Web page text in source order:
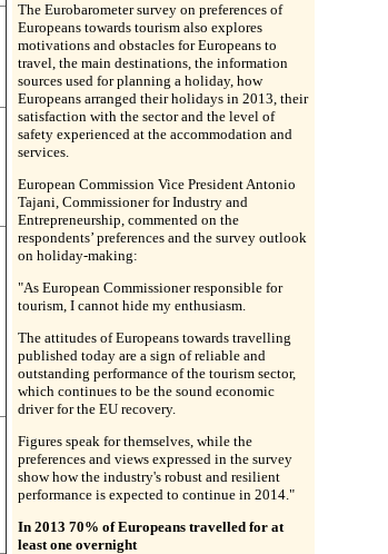
The Eurobarometer survey on preferences of
Europeans towards tourism also explores
motivations and obstacles for Europeans to
travel, the main destinations, the information
sources used for planning a holiday, how
Europeans arranged their holidays in 2013, their
satisfaction with the sector and the level of
safety experienced at the accommodation and
services.
European Commission Vice President Antonio
Tajani, Commissioner for Industry and
Entrepreneurship, commented on the
respondents’ preferences and the survey outlook
on holiday-making:
"As European Commissioner responsible for
tourism, I cannot hide my enthusiasm.
The attitudes of Europeans towards travelling
published today are a sign of reliable and
outstanding performance of the tourism sector,
which continues to be the sound economic
driver for the EU recovery.
Figures speak for themselves, while the
preferences and views expressed in the survey
show how the industry's robust and resilient
performance is expected to continue in 2014."
In 2013 70% of Europeans travelled for at
least one overnight